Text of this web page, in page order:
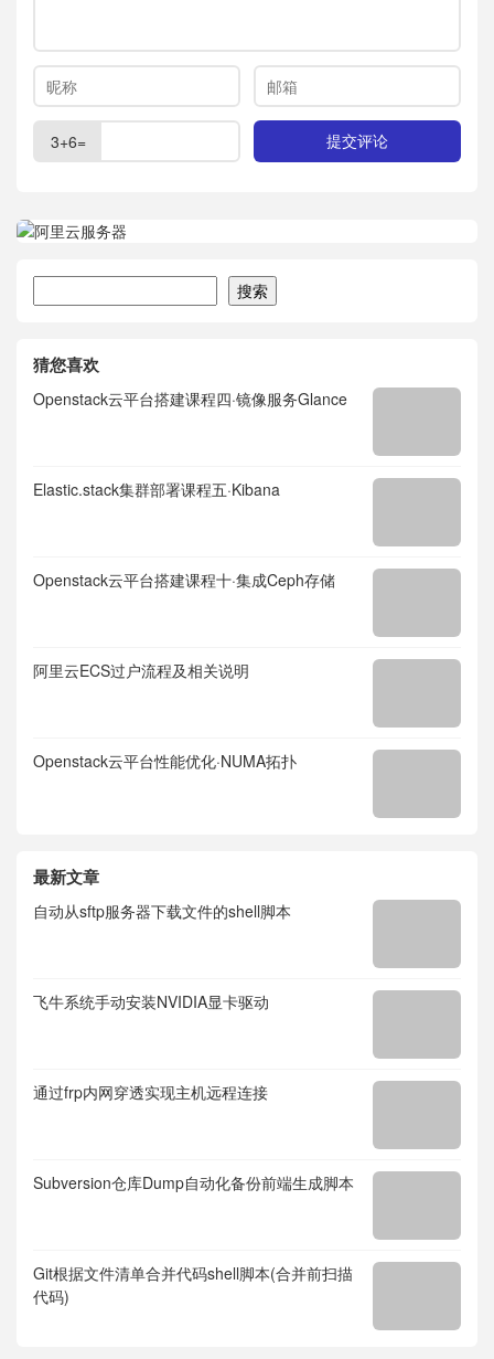
3+6=
搜索
猜您喜欢
Openstack云平台搭建课程四·镜像服务Glance
Elastic.stack集群部署课程五·Kibana
Openstack云平台搭建课程十·集成Ceph存储
阿里云ECS过户流程及相关说明
Openstack云平台性能优化·NUMA拓扑
最新文章
自动从sftp服务器下载文件的shell脚本
飞牛系统手动安装NVIDIA显卡驱动
通过frp内网穿透实现主机远程连接
Subversion仓库Dump自动化备份前端生成脚本
Git根据文件清单合并代码shell脚本(合并前扫描
代码)